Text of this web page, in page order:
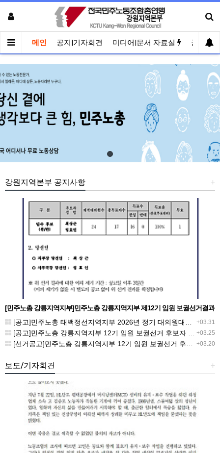
메인 공지|기자회견 미디어|문서 자료실 공유게
+
강원지역본부 공지사항
[민주노총 강릉지역지부]민주노총 강릉지역지부 제12기 임원 보궐선거결과
공고
+03.31
[공고]민주노총 태백정선지역지부 2026년 정기 대의원대회 재소집 건
+03.25
[공고]민주노총 강릉지역지부 12기 임원 보궐선거 후보자 확정 공고
+03.20
[선거공고]민주노총 강릉지역지부 12기 임원 보궐선거 후보 등록 기간 연장 공고
+
보도/기자회견